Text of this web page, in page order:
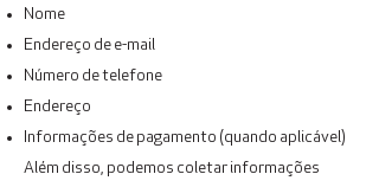
Nome
Endereço de e-mail
Número de telefone
Endereço
Informações de pagamento (quando aplicável)
Além disso, podemos coletar informações